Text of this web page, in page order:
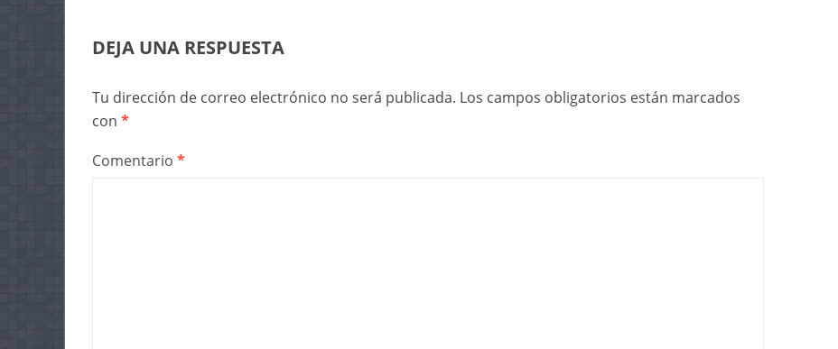
DEJA UNA RESPUESTA
Tu dirección de correo electrónico no será publicada. Los campos obligatorios están marcados
con *
Comentario *